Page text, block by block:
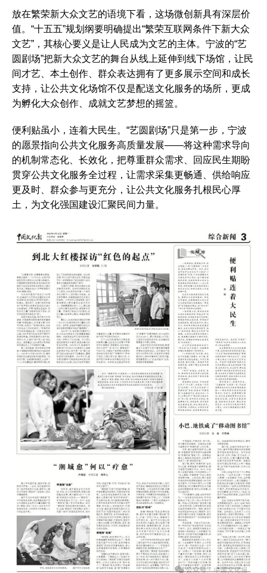
放在繁荣新大众文艺的语境下看，这场微创新具有深层价
值。“十五五”规划纲要明确提出“繁荣互联网条件下新大众
文艺”，其核心要义是让人民成为文艺的主体。宁波的“艺
圆剧场”把新大众文艺的舞台从线上延伸到线下场馆，让民
间才艺、本土创作、群众表达拥有了更多展示空间和成长
支持，让公共文化场馆不仅是配送文化服务的场所，更成
为孵化大众创作、成就文艺梦想的摇篮。
便利贴虽小，连着大民生。“艺圆剧场”只是第一步，宁波
的愿景指向公共文化服务高质量发展——将这种需求导向
的机制常态化、长效化，把尊重群众需求、回应民生期盼
贯穿公共文化服务全过程，让需求采集更畅通、供给响应
更及时、群众参与更充分，让公共文化服务扎根民心厚
土，为文化强国建设汇聚民间力量。